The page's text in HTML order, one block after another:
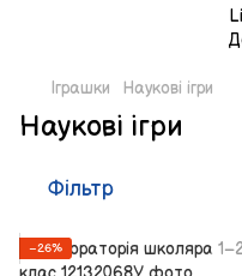
Іграшки Наукові ігри
Наукові ігри
Фільтр
−26%